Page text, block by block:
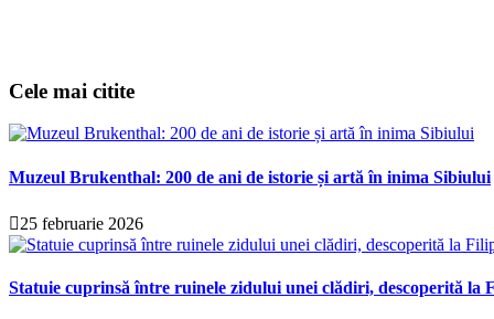
Cele mai citite
Muzeul Brukenthal: 200 de ani de istorie și artă în inima Sibiului
25 februarie 2026
Statuie cuprinsă între ruinele zidului unei clădiri, descoperită la